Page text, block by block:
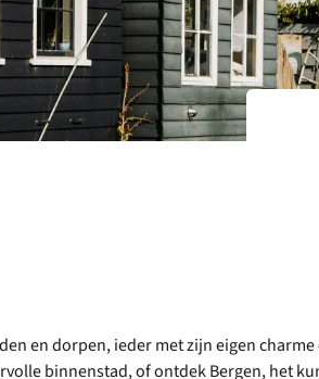
en dorpen, ieder met zijn eigen
binnenstad, of ontdek Bergen, het